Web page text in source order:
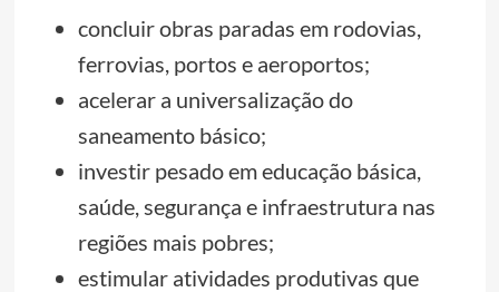
concluir obras paradas em rodovias,
ferrovias, portos e aeroportos;
acelerar a universalização do
saneamento básico;
investir pesado em educação básica,
saúde, segurança e infraestrutura nas
regiões mais pobres;
estimular atividades produtivas que